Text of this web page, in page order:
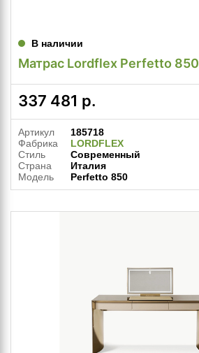
В наличии
Матрас Lordflex Perfetto 850
337 481 р.
Артикул
185718
Фабрика
LORDFLEX
Стиль
Современный
Страна
Италия
Модель
Perfetto 850